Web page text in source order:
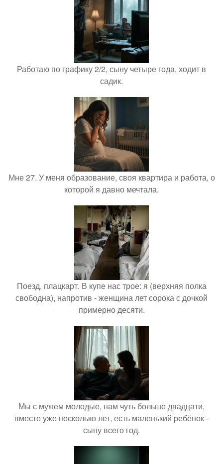
Работаю по графику 2/2, сыну четыре года, ходит в
садик.
Мне 27. У меня образование, своя квартира и работа, о
которой я давно мечтала.
Поезд, плацкарт. В купе нас трое: я (верхняя полка
свободна), напротив - женщина лет сорока с дочкой
примерно десяти.
Мы с мужем молодые, нам чуть больше двадцати,
вместе уже несколько лет, есть маленький ребёнок -
сыну всего год.